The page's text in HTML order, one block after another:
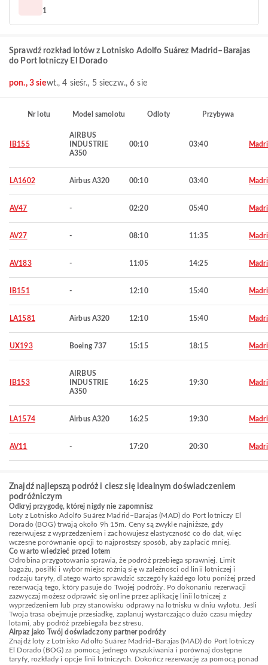
1
Sprawdź rozkład lotów z Lotnisko Adolfo Suárez Madrid–Barajas
do Port lotniczy El Dorado
pon., 3 siewt., 4 sieśr., 5 sieczw., 6 sie
Nr lotu Model samolotu Odloty Przybywa
IB155
AIRBUS
INDUSTRIE
A350
00:10 03:40
LA1602 Airbus A320 00:10 03:40
AV47 - 02:20 05:40
AV27 - 08:10 11:35
AV183 - 11:05 14:25
IB151 - 12:10 15:40
LA1581 Airbus A320 12:10 15:40
UX193 Boeing 737 15:15 18:15
IB153
AIRBUS
INDUSTRIE
A350
16:25 19:30
LA1574 Airbus A320 16:25 19:30
AV11 - 17:20 20:30
Znajdź najlepszą podróż i ciesz się idealnym doświadczeniem
podróżniczym
Odkryj przygodę, której nigdy nie zapomnisz
Loty z Lotnisko Adolfo Suárez Madrid–Barajas (MAD) do Port lotniczy El
Dorado (BOG) trwają około 9h 15m. Ceny są zwykle najniższe, gdy
rezerwujesz z wyprzedzeniem i zachowujesz elastyczność co do dat, więc
wczesne porównanie opcji to najprostszy sposób, aby zapłacić mniej.
Co warto wiedzieć przed lotem
Odrobina przygotowania sprawia, że podróż przebiega sprawniej. Limit
bagażu, posiłki i wybór miejsc różnią się w zależności od linii lotniczej i
rodzaju taryfy, dlatego warto sprawdzić szczegóły każdego lotu poniżej przed
rezerwacją tego, który pasuje do Twojej podróży. Po dokonaniu rezerwacji
zazwyczaj możesz odprawić się online przez aplikację linii lotniczej z
wyprzedzeniem lub przy stanowisku odprawy na lotnisku w dniu wylotu. Jeśli
Twoja trasa obejmuje przesiadkę, zaplanuj wystarczająco dużo czasu między
lotami, aby podróż przebiegała bez stresu.
Airpaz jako Twój doświadczony partner podróży
Znajdź loty z Lotnisko Adolfo Suárez Madrid–Barajas (MAD) do Port lotniczy
El Dorado (BOG) za pomocą jednego wyszukiwania i porównaj dostępne
taryfy, rozkłady i opcje linii lotniczych. Dokończ rezerwację za pomocą ponad